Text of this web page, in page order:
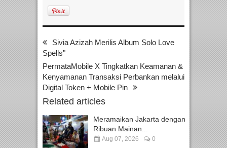
Sivia Azizah Merilis Album Solo Love
Spells"
PermataMobile X Tingkatkan Keamanan &
Kenyamanan Transaksi Perbankan melalui
Digital Token + Mobile Pin
Related articles
Meramaikan Jakarta dengan
Ribuan Mainan...
Aug 07, 2026 0